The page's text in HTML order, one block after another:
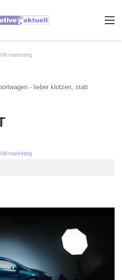
- lieber klotzen, statt